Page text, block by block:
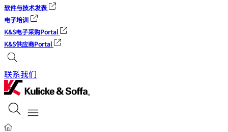
软件与技术发表
电子培训
K&S电子采购Portal
K&S供应商Portal
联系我们